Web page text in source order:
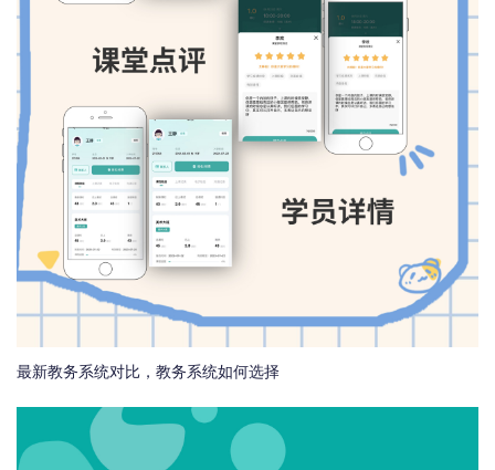
最新教务系统对比，教务系统如何选择